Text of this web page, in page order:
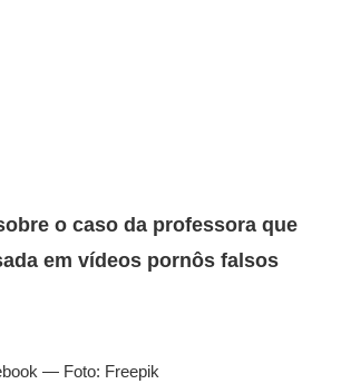
o caso da professora que
em vídeos pornôs falsos
— Foto: Freepik